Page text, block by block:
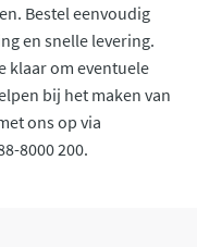
Bestel eenvoudig
en snelle levering.
klaar om eventuele
bij het maken van
ons op via
8000 200.